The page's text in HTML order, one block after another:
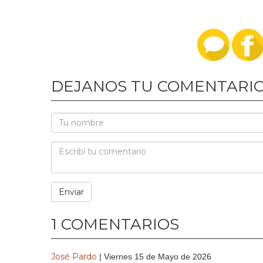
DEJANOS TU
1 COMENTARIOS
José Pardo | Viernes 15 de Mayo de 2026